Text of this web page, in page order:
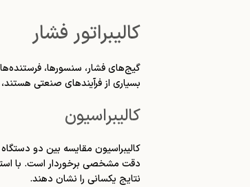
کالیبراتور فشار
گیج‌های فشار، سنسورها،
بسیاری از فرآیندهای صنعتی
کالیبراسیون
کالیبراسیون مقایسه بین دو
دقت مشخصی برخوردار است. با
نتایج یکسانی را نشان دهند.